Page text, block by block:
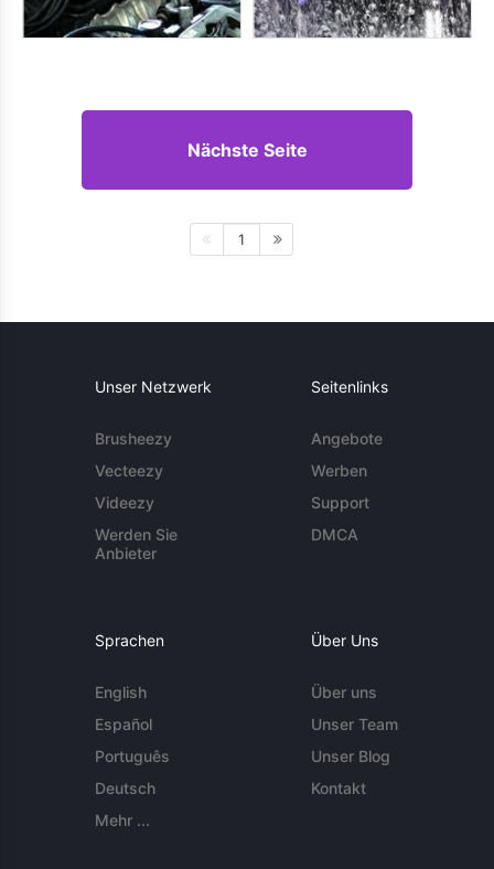
Nächste Seite
1
Unser Netzwerk
Brusheezy
Vecteezy
Videezy
Werden Sie
Anbieter
Seitenlinks
Angebote
Werben
Support
DMCA
Sprachen
English
Español
Português
Deutsch
Mehr ...
Über Uns
Über uns
Unser Team
Unser Blog
Kontakt